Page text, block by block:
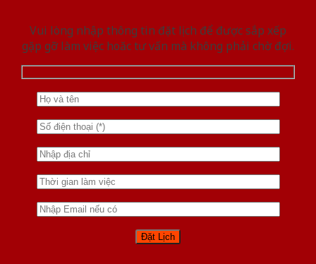
Vui lòng nhập thông tin đặt lịch để được sắp xếp
gặp gỡ làm việc hoăc tư vấn mà không phải chờ đợi.